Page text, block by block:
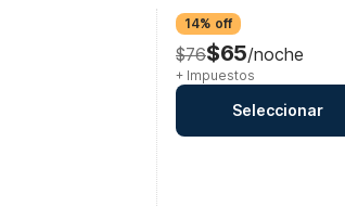
14% off
$76$65/noche
+ Impuestos
Seleccionar